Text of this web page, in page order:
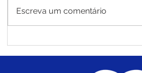
Escreva um comentário